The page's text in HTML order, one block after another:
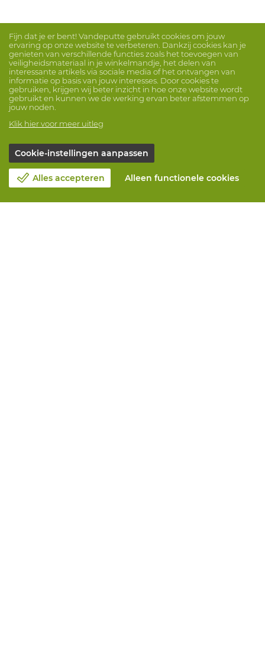
Fijn dat je er bent! Vandeputte gebruikt cookies om jouw
ervaring op onze website te verbeteren. Dankzij cookies kan je
genieten van verschillende functies zoals het toevoegen van
veiligheidsmateriaal in je winkelmandje, het delen van
interessante artikels via sociale media of het ontvangen van
informatie op basis van jouw interesses. Door cookies te
gebruiken, krijgen wij beter inzicht in hoe onze website wordt
gebruikt en kunnen we de werking ervan beter afstemmen op
jouw noden.
Klik hier voor meer uitleg
Cookie-instellingen aanpassen
Alles accepteren Alleen functionele cookies